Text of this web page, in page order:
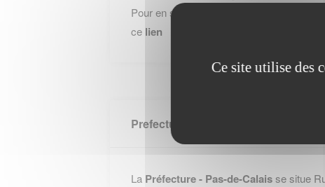
Pour en savoir plus sur la Communauté
ce lien
Prefecture PAS DE CALAIS
La Préfecture - Pas-de-Calais se situe
Ce site utilise des